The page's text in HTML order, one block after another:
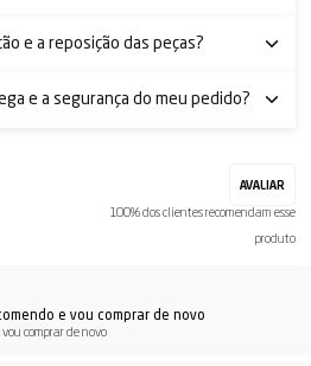
e a reposição das peças?
e a segurança do meu pedido?
100% dos clientes recomendam esse
produto
e vou comprar de novo
vou comprar de novo